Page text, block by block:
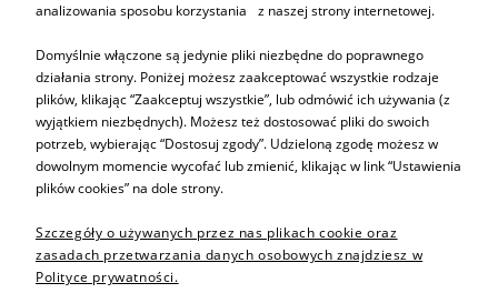
Informacje
Sprzedaż produktów
analizowania sposobu korzystania z naszej strony internetowej.
Domyślnie włączone są jedynie pliki niezbędne do poprawnego
działania strony. Poniżej możesz zaakceptować wszystkie rodzaje
plików, klikając “Zaakceptuj wszystkie”, lub odmówić ich używania (z
wyjątkiem niezbędnych). Możesz też dostosować pliki do swoich
potrzeb, wybierając “Dostosuj zgody”. Udzieloną zgodę możesz w
dowolnym momencie wycofać lub zmienić, klikając w link “Ustawienia
plików cookies” na dole strony.
Szczegóły o używanych przez nas plikach cookie oraz
zasadach przetwarzania danych osobowych znajdziesz w
Polityce prywatności.